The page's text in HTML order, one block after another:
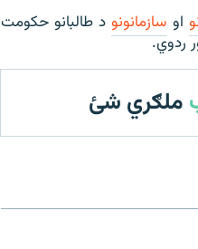
او سازمانونود طالبانو حکومت
ردوي.
ملګري شئ